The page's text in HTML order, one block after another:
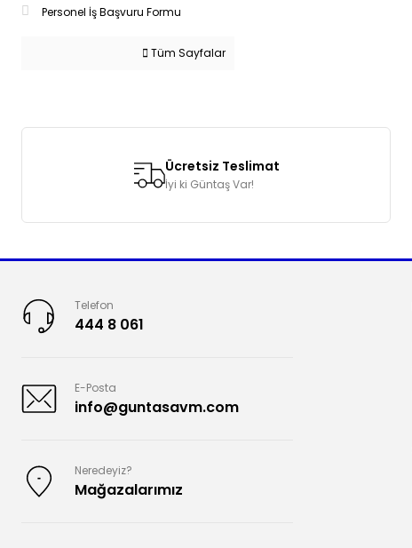
Personel İş Başvuru Formu
Tüm Sayfalar
Ücretsiz Teslimat
İyi ki Güntaş Var!
Telefon
444 8 061
E-Posta
info@guntasavm.com
Neredeyiz?
Mağazalarımız